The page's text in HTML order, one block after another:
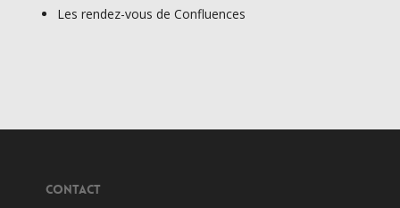
Les rendez-vous de Confluences
CONTACT